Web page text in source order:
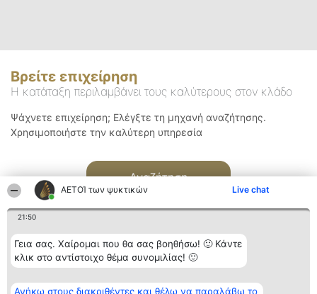
ΑΕΤΟΊ των ψυκτικών Live chat
21:50
Γεια σας. Χαίρομαι που θα σας βοηθήσω! 🙂 Κάντε
κλικ στο αντίστοιχο θέμα συνομιλίας! 🙂
Ανήκω στους διακριθέντες και θέλω να παραλάβω το
Βρείτε επιχείρηση
Η κατάταξη περιλαμβάνει τους καλύτερους στον κλάδο
Ψάχνετε επιχείρηση; Ελέγξτε τη μηχανή αναζήτησης.
Χρησιμοποιήστε την καλύτερη υπηρεσία
Αναζήτηση
Διοργανωτής της
κατάταξης
Κατάταξη
Διακριθέντες
Επικοινωνία
Επικοινωνία